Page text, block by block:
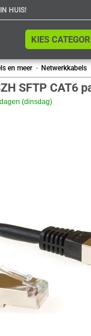
HUIS!
KIES
en meer Netwerkkabels
SFTP CAT6
(dinsdag)